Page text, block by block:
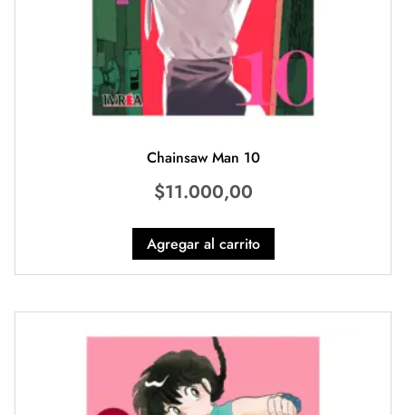
Chainsaw Man 10
$11.000,00
Agregar al carrito